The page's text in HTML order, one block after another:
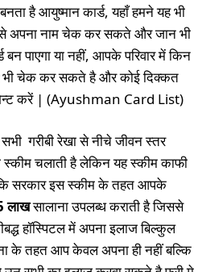
है आयुष्मान कार्ड, यहाँ हमने यह भी
से अपना नाम चेक कर सकते और जान भी
पाएगा या नहीं, आपके परिवार में किन
भी चेक कर सकते है और कोई दिक्कत
करें | (Ayushman Card List)
गरीबी रेखा से नीचे जीवन स्तर
स्कीम चलाती है लेकिन यह स्कीम काफी
सरकार इस स्कीम के तहत आपके
लाखसालाना उपलब्ध कराती है जिससे
हॉस्पिटल में अपना इलाज बिल्कुल
के तहत आप केवल अपना ही नहीं बल्कि